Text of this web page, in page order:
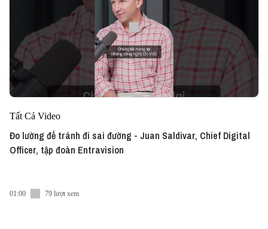
Tất Cả Video
Đo lường để tránh đi sai đường - Juan Saldivar, Chief Digital
Officer, tập đoàn Entravision
01:00 79 lượt xem